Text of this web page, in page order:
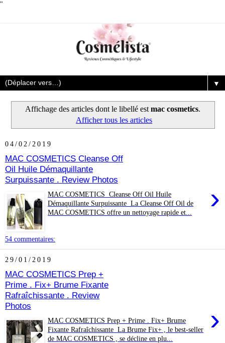
"
▼
Affichage des articles dont le libellé est mac cosmetics.
Afficher tous les articles
04/02/2019
MAC COSMETICS Cleanse Off
Oil Huile Démaquillante
Surpuissante . Review Photos
›
MAC COSMETICS Cleanse Off Oil Huile
Démaquillante Surpuissante La Cleanse Off Oil de
MAC COSMETICS offre un nettoyage rapide et...
54 commentaires:
29/01/2019
MAC COSMETICS Prep +
Prime . Fix+ Brume Fixante
Rafraîchissante . Review
Photos
›
MAC COSMETICS Prep + Prime . Fix+ Brume
Fixante Rafraîchissante La Brume Fix+ , le best-seller
de MAC COSMETICS , se décline en plu...